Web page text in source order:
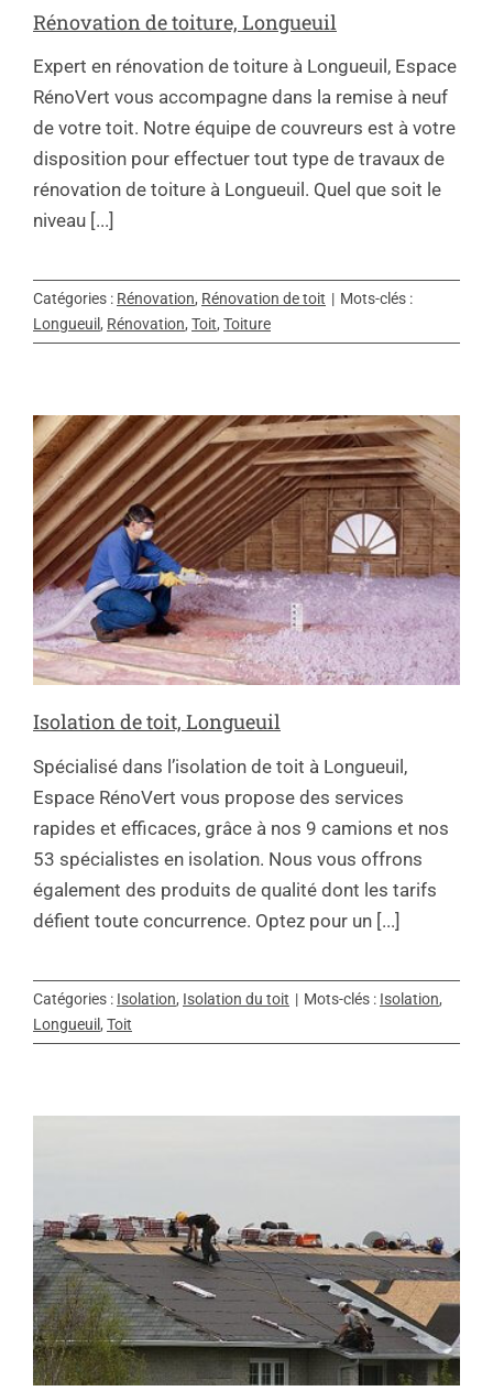
Rénovation de toiture, Longueuil
Expert en rénovation de toiture à Longueuil, Espace
RénoVert vous accompagne dans la remise à neuf
de votre toit. Notre équipe de couvreurs est à votre
disposition pour effectuer tout type de travaux de
rénovation de toiture à Longueuil. Quel que soit le
niveau [...]
Catégories : Rénovation, Rénovation de toit | Mots-clés :
Longueuil, Rénovation, Toit, Toiture
Isolation de toit, Longueuil
Spécialisé dans l’isolation de toit à Longueuil,
Espace RénoVert vous propose des services
rapides et efficaces, grâce à nos 9 camions et nos
53 spécialistes en isolation. Nous vous offrons
également des produits de qualité dont les tarifs
défient toute concurrence. Optez pour un [...]
Catégories : Isolation, Isolation du toit | Mots-clés : Isolation,
Longueuil , Toit